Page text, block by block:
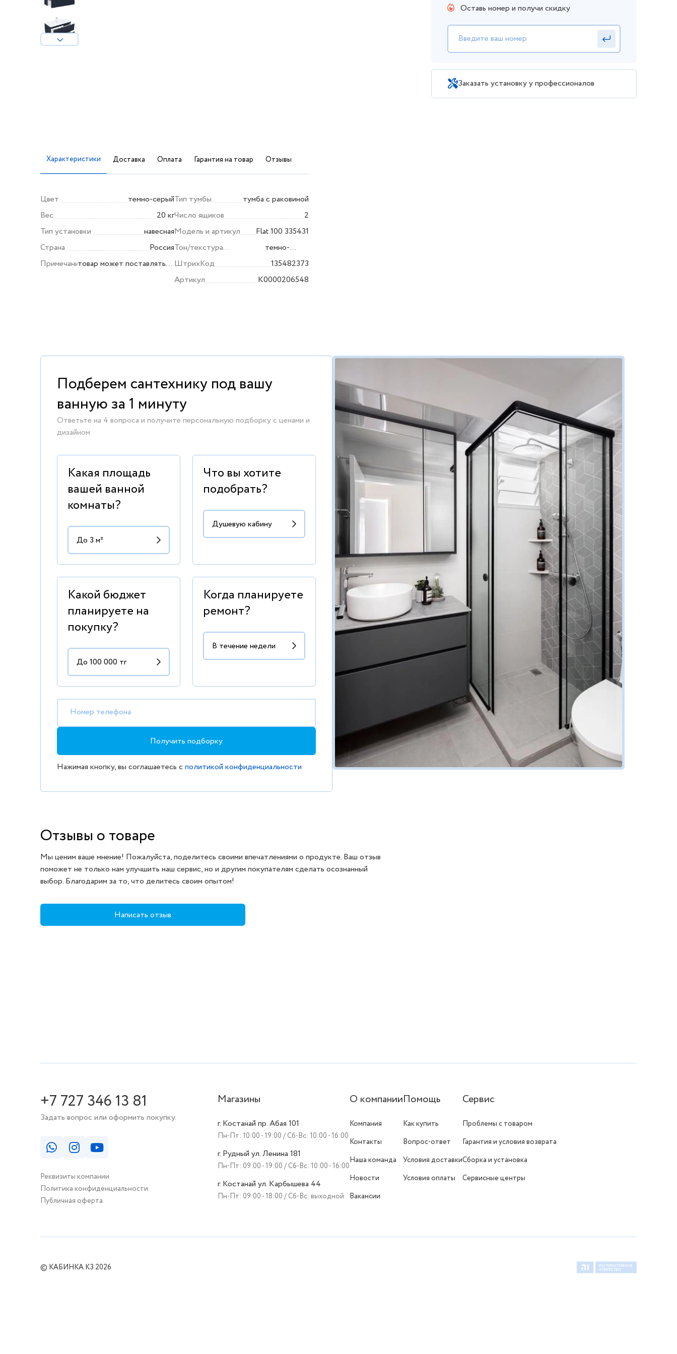
Оставь номер и получи скидку
Заказать установку у профессионалов
Характеристики Доставка Оплата Гарантия на товар Отзывы
Цвет
темно-серый
Вес
20 кг
Тип установки
навесная
Страна
Россия
Примечаниетовар может поставляться
Тип тумбы
тумба с раковиной
Число ящиков
2
Модель и артикул
Flat 100 335431
Тон/текстура
поверхности
темно-
серый
ШтрихКод
135482373
Артикул
K0000206548
Подберем сантехнику под вашу
ванную за 1 минуту
Ответьте на 4 вопроса и получите персональную подборку с ценами и
дизайном
Какая площадь
вашей ванной
комнаты?
Что вы хотите
подобрать?
Какой бюджет
планируете на
покупку?
Когда планируете
ремонт?
Номер телефона
Получить подборку
Нажимая кнопку, вы соглашаетесь сполитикой конфиденциальности
Отзывы о товаре
Мы ценим ваше мнение! Пожалуйста, поделитесь своими впечатлениями о продукте. Ваш отзыв
поможет не только нам улучшить наш сервис, но и другим покупателям сделать осознанный
выбор. Благодарим за то, что делитесь своим опытом!
Написать отзыв
+7 727 346 13 81
Задать вопрос или оформить покупку.
Реквизиты компании
Политика конфиденциальности
Публичная оферта
Магазины
г. Костанай пр. Абая 101
Пн-Пт: 10:00 - 19:00 / Сб-Вс: 10:00 - 16:00
г. Рудный ул. Ленина 181
Пн-Пт: 09:00 - 19:00 / Сб-Вс: 10:00 - 16:00
г. Костанай ул. Карбышева 44
Пн-Пт: 09:00 - 18:00 / Сб-Вс: выходной
О компании
Компания
Контакты
Наша команда
Новости
Вакансии
Помощь
Как купить
Вопрос-ответ
Условия доставки
Условия оплаты
Сервис
Проблемы с товаром
Гарантия и условия возврата
Сборка и установка
Сервисные центры
© КАБИНКА.КЗ 2026